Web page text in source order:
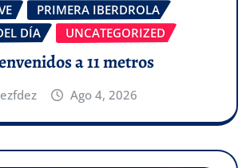
PRIMERA IBERDROLA
DÍA
UNCATEGORIZED
a 11 metros
Ago 4, 2026